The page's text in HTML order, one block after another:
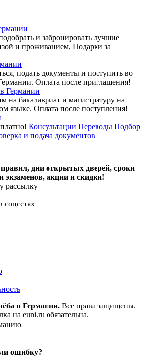
и забронировать лучшие
и проживанием, Подарки за
подать документы и поступить во
Оплата после приглашения!
Германии
на бакалавриат и магистратуру на
языке. Оплата после поступления!
Консультации Переводы Подбор
и подача документов
дни открытых дверей, сроки
экзаменов, акции и скидки!
рассылку
соцсетях
в Германии. Все права защищены.
на euni.ru обязательна.
ошибку?